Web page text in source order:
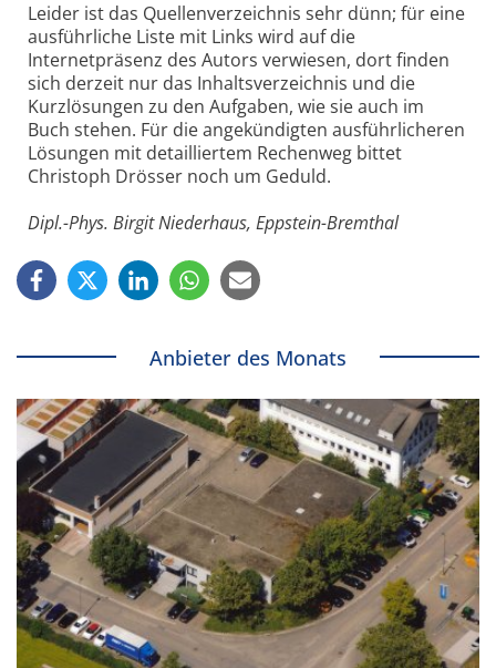
Leider ist das Quellenverzeichnis sehr dünn; für eine
ausführliche Lis­te mit Links wird auf die
Internetpräsenz des Autors verwiesen, dort finden
sich derzeit nur das Inhaltsverzeichnis und die
Kurzlösungen zu den Aufgaben, wie sie auch im
Buch stehen. Für die angekündigten ausführlicheren
Lösungen mit detailliertem Rechenweg bittet
Christoph Drösser noch um Geduld.
Dipl.-Phys. Birgit Niederhaus, Eppstein-Bremthal
Anbieter des Monats